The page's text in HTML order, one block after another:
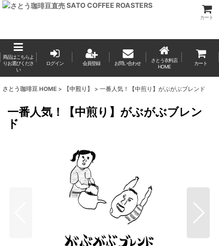
SATO COFFEE ROASTERS
カート
商品はこちらよ
りお選びくださ
い
ログイン 会員登録 お問い合わせ
さとう衣料店
HOME
カート
さとう珈琲豆 HOME > 【中煎り】 > 一番人気！【中煎り】がぶがぶブレンド
一番人気！【中煎り】がぶがぶブレン
ド